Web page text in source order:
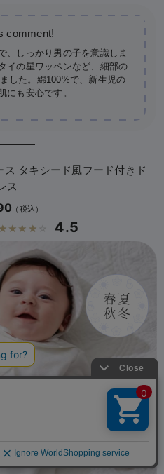
、しっかり男の子を意識しま
イの星ワッペンなど、細部の
した。綿100%で、新生児の
にも安心です。
タキシード風フード付きド
ス
☆☆☆☆☆ 4.5